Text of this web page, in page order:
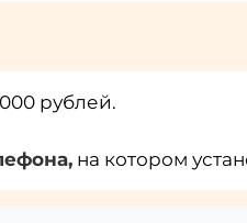
рублей.
на котором